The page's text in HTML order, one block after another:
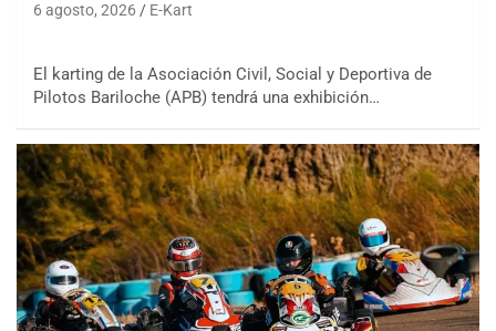
6 agosto, 2026 E-Kart
El karting de la Asociación Civil, Social y Deportiva de
Pilotos Bariloche (APB) tendrá una exhibición…